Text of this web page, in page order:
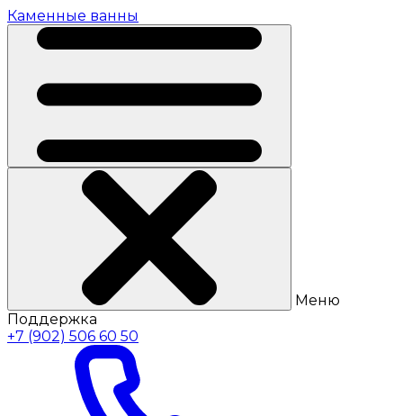
Каменные ванны
Меню
Поддержка
+7 (902) 506 60 50